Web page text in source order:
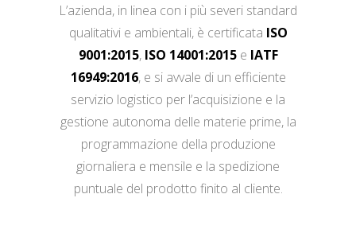
L’azienda, in linea con i più severi standard
qualitativi e ambientali, è certificata ISO
9001:2015, ISO 14001:2015e IATF
16949:2016, e si avvale di un efficiente
servizio logistico per l’acquisizione e la
gestione autonoma delle materie prime, la
programmazione della produzione
giornaliera e mensile e la spedizione
puntuale del prodotto finito al cliente.